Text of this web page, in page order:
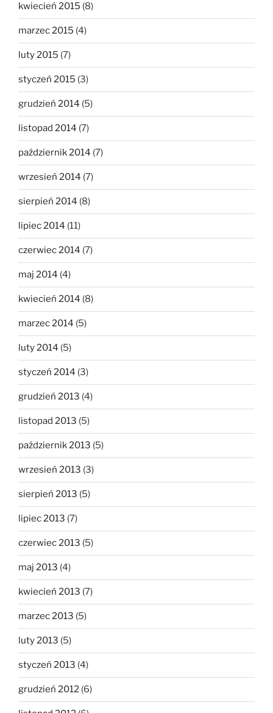
kwiecień 2015 (8)
marzec 2015 (4)
luty 2015 (7)
styczeń 2015 (3)
grudzień 2014 (5)
listopad 2014 (7)
październik 2014 (7)
wrzesień 2014 (7)
sierpień 2014 (8)
lipiec 2014 (11)
czerwiec 2014 (7)
maj 2014 (4)
kwiecień 2014 (8)
marzec 2014 (5)
luty 2014 (5)
styczeń 2014 (3)
grudzień 2013 (4)
listopad 2013 (5)
październik 2013 (5)
wrzesień 2013 (3)
sierpień 2013 (5)
lipiec 2013 (7)
czerwiec 2013 (5)
maj 2013 (4)
kwiecień 2013 (7)
marzec 2013 (5)
luty 2013 (5)
styczeń 2013 (4)
grudzień 2012 (6)